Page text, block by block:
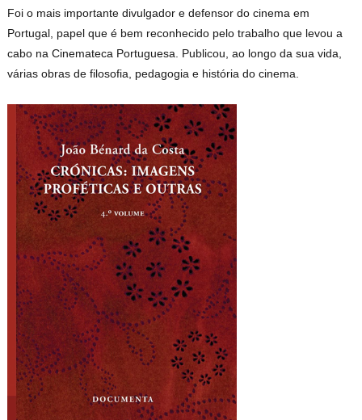
Foi o mais importante divulgador e defensor do cinema em
Portugal, papel que é bem reconhecido pelo trabalho que levou a
cabo na Cinemateca Portuguesa. Publicou, ao longo da sua vida,
várias obras de filosofia, pedagogia e história do cinema.